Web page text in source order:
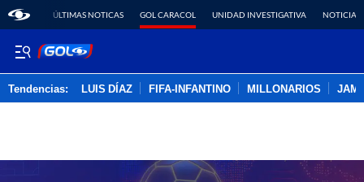
ÚLTIMAS NOTICAS GOL CARACOL UNIDAD INVESTIGATIVA NOTICIAS
Tendencias: LUIS DÍAZ FIFA-INFANTINO MILLONARIOS